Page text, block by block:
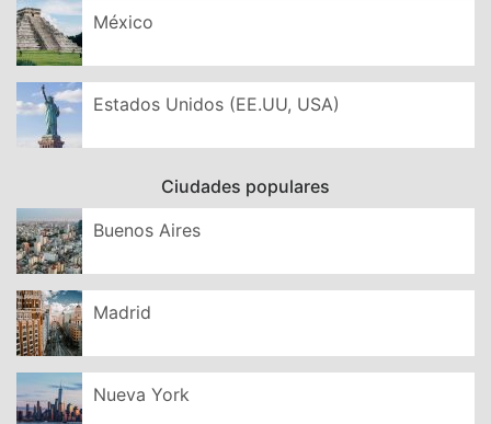
México
Estados Unidos (EE.UU, USA)
Ciudades populares
Buenos Aires
Madrid
Nueva York